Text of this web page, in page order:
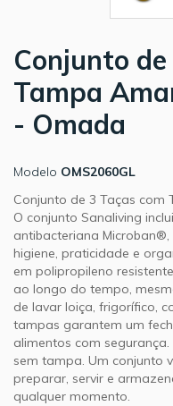
Conjunto
Tampa
- Omada
Modelo OMS2060GL
Conjunto de 3 Taças com
O conjunto Sanaliving
antibacteriana
higiene, praticidade e
em polipropileno
ao longo do tempo,
de lavar loiça, frigorífico,
tampas garantem um
alimentos com
sem tampa. Um conjunto
preparar, servir e
qualquer momento.